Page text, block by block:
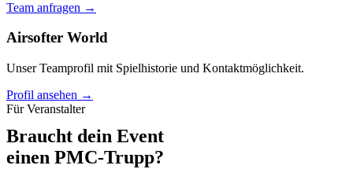
Team anfragen →
Airsofter World
Unser Teamprofil mit Spielhistorie und Kontaktmöglichkeit.
Profil ansehen →
Für Veranstalter
Braucht dein Event
einen PMC-Trupp?